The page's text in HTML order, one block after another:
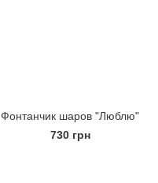
Фонтанчик шаров "Люблю"
730 грн